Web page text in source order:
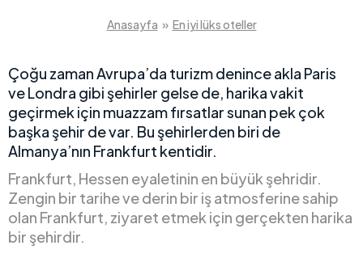
Anasayfa » En iyi lüks oteller
Çoğu zaman Avrupa’da turizm denince akla Paris
ve Londra gibi şehirler gelse de, harika vakit
geçirmek için muazzam fırsatlar sunan pek çok
başka şehir de var. Bu şehirlerden biri de
Almanya’nın Frankfurt kentidir.
Frankfurt, Hessen eyaletinin en büyük şehridir.
Zengin bir tarihe ve derin bir iş atmosferine sahip
olan Frankfurt, ziyaret etmek için gerçekten harika
bir şehirdir.